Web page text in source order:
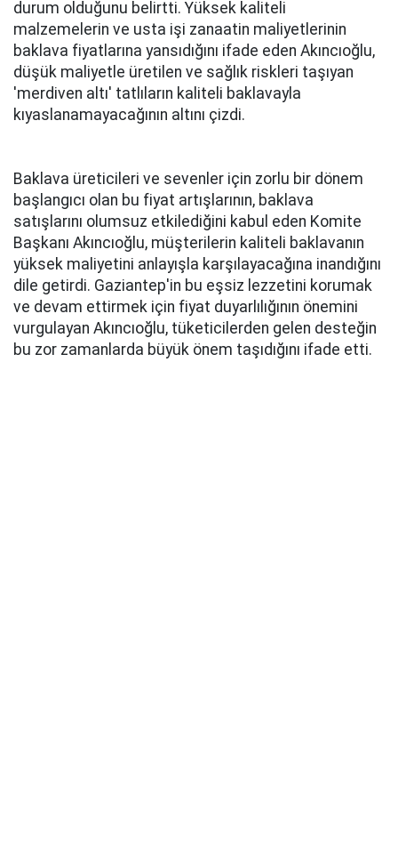
durum olduğunu belirtti. Yüksek kaliteli
malzemelerin ve usta işi zanaatin maliyetlerinin
baklava fiyatlarına yansıdığını ifade eden Akıncıoğlu,
düşük maliyetle üretilen ve sağlık riskleri taşıyan
'merdiven altı' tatlıların kaliteli baklavayla
kıyaslanamayacağının altını çizdi.
Baklava üreticileri ve sevenler için zorlu bir dönem
başlangıcı olan bu fiyat artışlarının, baklava
satışlarını olumsuz etkilediğini kabul eden Komite
Başkanı Akıncıoğlu, müşterilerin kaliteli baklavanın
yüksek maliyetini anlayışla karşılayacağına inandığını
dile getirdi. Gaziantep'in bu eşsiz lezzetini korumak
ve devam ettirmek için fiyat duyarlılığının önemini
vurgulayan Akıncıoğlu, tüketicilerden gelen desteğin
bu zor zamanlarda büyük önem taşıdığını ifade etti.